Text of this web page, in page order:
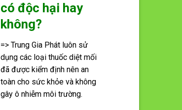
có độc hại hay
không?
=> Trung Gia Phát luôn sử
dụng các loại thuốc diệt mối
đã được kiểm định nên an
toàn cho sức khỏe và không
gây ô nhiễm môi trường.